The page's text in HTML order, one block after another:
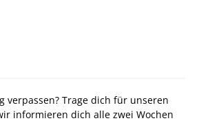
verpassen? Trage dich für unseren
informieren dich alle zwei Wochen